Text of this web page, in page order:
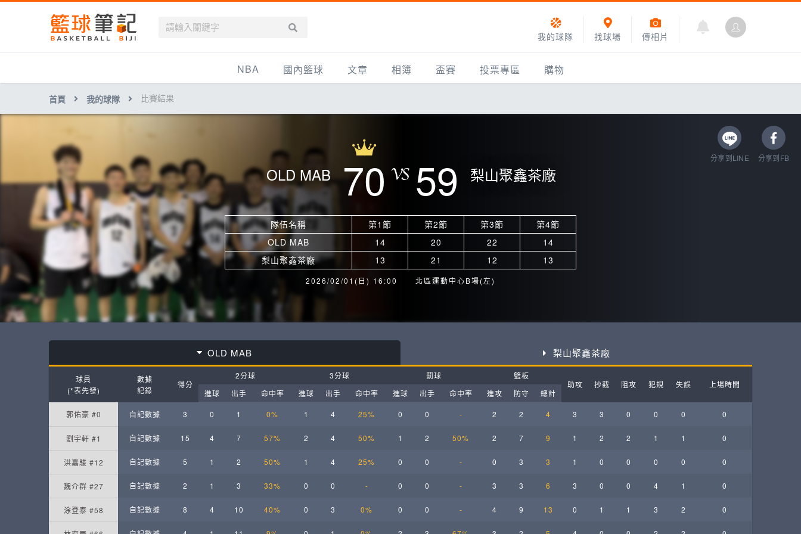
傳相片
找球場
我的球隊
NBA
戰績排名
球隊資訊
國內籃球
UBA
HBL
文章
產品活動
知識分享
相簿
影片專區
盃賽
SHUBL世新籃球聯盟
SBC輔大超級盃
三重女子籃球聯盟
TBSL高中乙組小聯盟
淡水豆花聯盟
EMPOWER引爆運動訓練
月見山Max League
ELITE週日籃球聯盟-中壢場
投票專區 購物
首頁 我的球隊 比賽結果
分享到LINE 分享到FB
OLD MAB 70 59 梨山聚鑫茶廠
隊伍名稱 第1節 第2節 第3節
第4節
OLD MAB
14 20 22
14
梨山聚鑫茶廠
13 21 12 13
2026/02/01(日) 16:00 北區運動中心B場(左)
OLD MAB 梨山聚鑫茶廠
球員
(*表先發)
數據
記錄
得分
2分球 3分球 罰球
籃板
助攻
抄截 阻攻 犯規 失誤
上場時間
進球
出手 命中率 進球 出手 命中率 進球 出手 命中率 進攻 防守 總計
郭佑豪 #0 自記數據 3 0 1 0% 1 4 25% 0 0 - 2 2 4 3 3 0 0 0 0
劉宇軒 #1 自記數據 15 4 7 57% 2 4 50% 1 2 50% 2 7 9 1 2 2 1 1 0
洪嘉駿 #12 自記數據 5 1 2 50% 1 4 25% 0 0 - 0 3 3 1 0 0 0 0 0
魏介群 #27 自記數據 2 1 3 33% 0 0 - 0 0 - 3 3 6 3 0 0 4 1 0
涂登泰 #58 自記數據 8 4 10 40% 0 3 0% 0 0 - 4 9 13 0 1 1 3 2 0